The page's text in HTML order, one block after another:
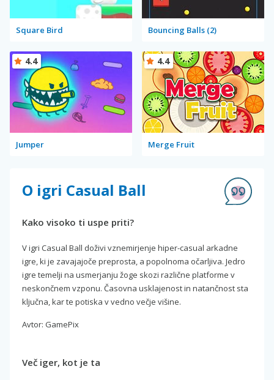
Square Bird Bouncing Balls (2)
Jumper
4.4
Merge Fruit
4.4
O igri Casual Ball
Kako visoko ti uspe priti?
V igri Casual Ball doživi vznemirjenje hiper-casual arkadne
igre, ki je zavajajoče preprosta, a popolnoma očarljiva. Jedro
igre temelji na usmerjanju žoge skozi različne platforme v
neskončnem vzponu. Časovna usklajenost in natančnost sta
ključna, kar te potiska v vedno večje višine.
Avtor: GamePix
Več iger, kot je ta